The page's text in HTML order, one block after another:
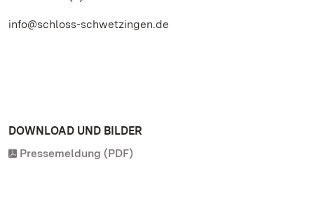
info@schloss-schwetzingen.de
DOWNLOAD UND BILDER
Pressemeldung (PDF)